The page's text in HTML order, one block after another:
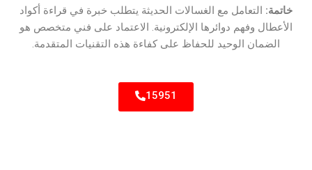
خاتمة: التعامل مع الغسالات الحديثة يتطلب خبرة في قراءة أكواد
الأعطال وفهم دوائرها الإلكترونية. الاعتماد على فني متخصص هو
الضمان الوحيد للحفاظ على كفاءة هذه التقنيات المتقدمة.
15951